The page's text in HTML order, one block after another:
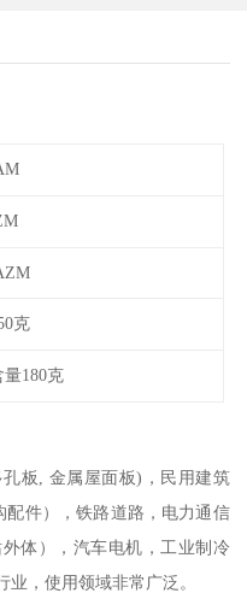
克
180克
板, 金属屋面板)，民用建筑
配件），铁路道路，电力通信
体），汽车电机，工业制冷
业，使用领域非常广泛。